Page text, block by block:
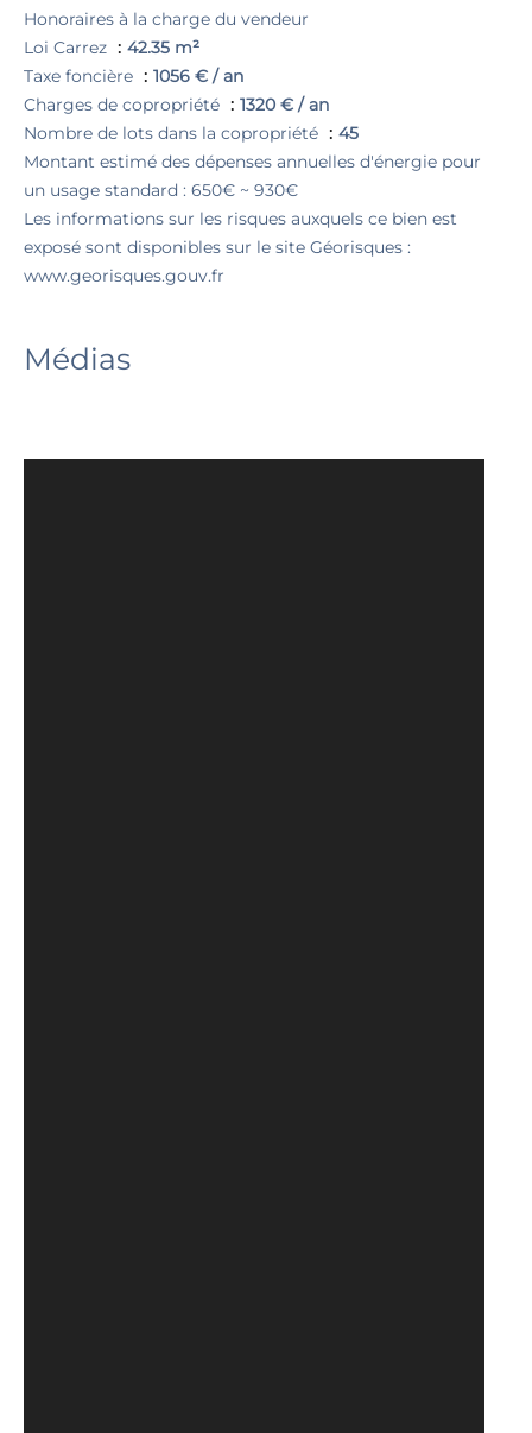
Honoraires à la charge du vendeur
Loi Carrez
42.35 m²
Taxe foncière
1056 € / an
Charges de copropriété
1320 € / an
Nombre de lots dans la copropriété
45
Montant estimé des dépenses annuelles d'énergie pour
un usage standard : 650€ ~ 930€
Les informations sur les risques auxquels ce bien est
exposé sont disponibles sur le site Géorisques :
www.georisques.gouv.fr
Médias